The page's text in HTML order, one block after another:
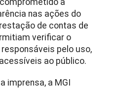
nas ações do
de contas de
verificar o
pelo uso,
ao público.
imprensa, a MGI